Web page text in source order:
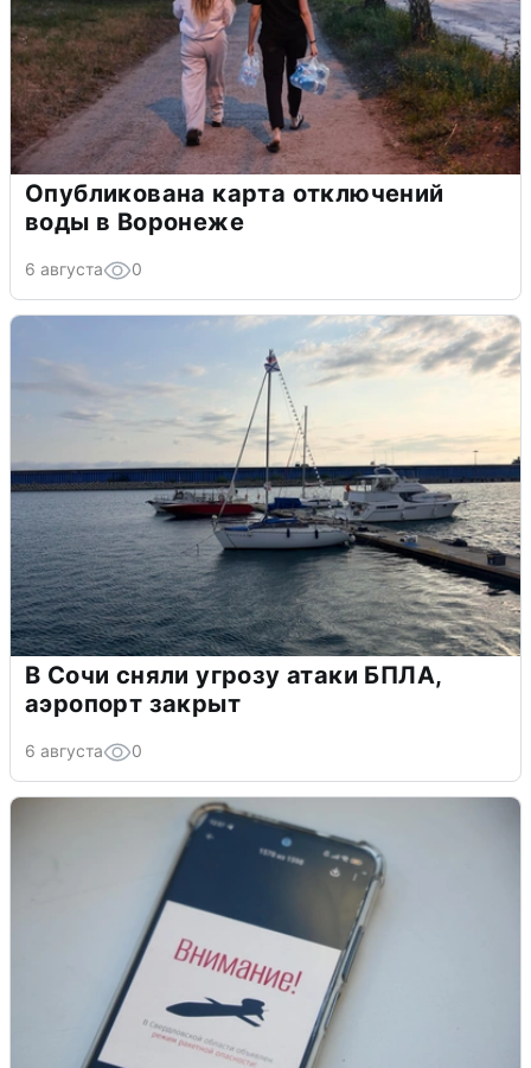
Опубликована карта отключений
воды в Воронеже
6 августа 0
В Сочи сняли угрозу атаки БПЛА,
аэропорт закрыт
6 августа 0